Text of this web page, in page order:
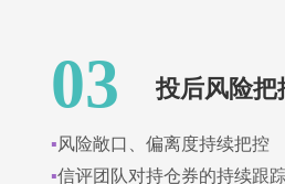
03 投后风险把
▪风险敞口、偏离度持续把控
▪信评团队对持仓券的持续跟